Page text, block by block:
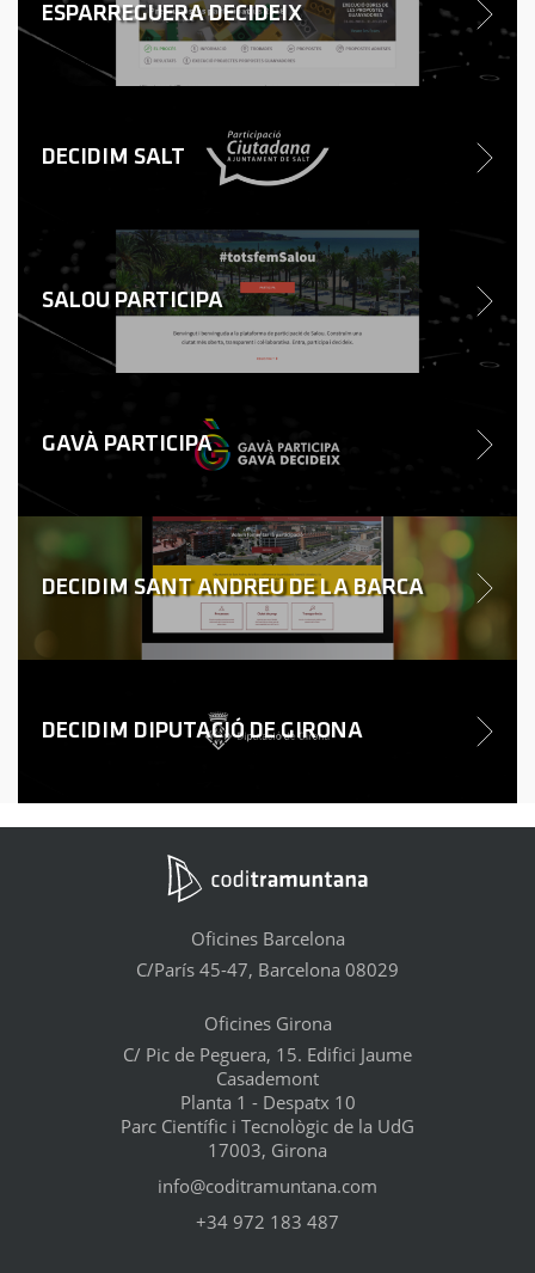
ESPARREGUERA DECIDEIX
DECIDIM SALT
SALOU PARTICIPA
GAVÀ PARTICIPA
DECIDIM SANT ANDREU DE LA BARCA
DECIDIM DIPUTACIÓ DE GIRONA
Oficines Barcelona
C/París 45-47, Barcelona 08029
Oficines Girona
C/ Pic de Peguera, 15. Edifici Jaume
Casademont
Planta 1 - Despatx 10
Parc Científic i Tecnològic de la UdG
17003, Girona
info@coditramuntana.com
+34 972 183 487